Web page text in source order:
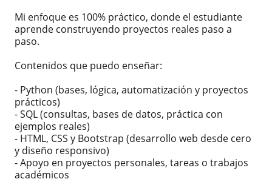
Mi enfoque es 100% práctico, donde el estudiante
aprende construyendo proyectos reales paso a
paso.
Contenidos que puedo enseñar:
- Python (bases, lógica, automatización y proyectos
prácticos)
- SQL (consultas, bases de datos, práctica con
ejemplos reales)
- HTML, CSS y Bootstrap (desarrollo web desde cero
y diseño responsivo)
- Apoyo en proyectos personales, tareas o trabajos
académicos